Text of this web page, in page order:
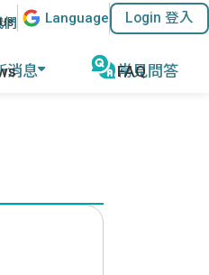
Language Login 登入
消息 常見問答